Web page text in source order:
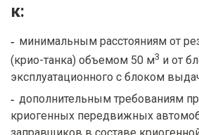
к:
минимальным расстояниям от
(крио-танка) объемом 50 м3 и от
эксплуатационного с блоком
дополнительным требованиям
криогенных передвижных